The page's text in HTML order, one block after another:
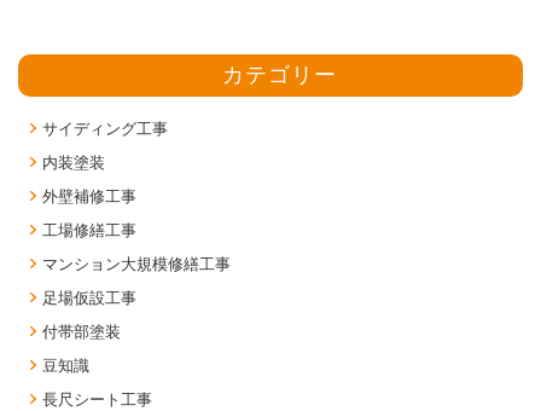
カテゴリー
サイディング工事
内装塗装
外壁補修工事
工場修繕工事
マンション大規模修繕工事
足場仮設工事
付帯部塗装
豆知識
長尺シート工事